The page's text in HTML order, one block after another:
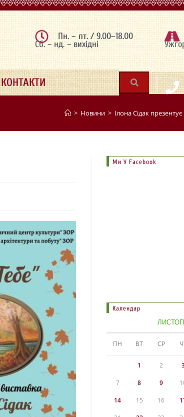
Пн. – пт. / 9.00–18.00
Сб. – нд. – вихідні
КОНТАКТИ |
> Новини > Ілона Сідак
Ми У Facebook
Календар
ПН ВТ СР
1 2
7 8 9
14 15 16